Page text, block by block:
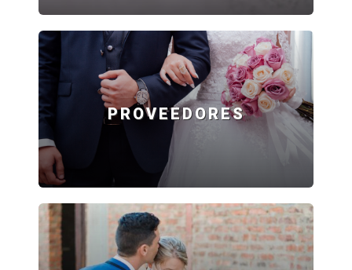
PROVEEDORES